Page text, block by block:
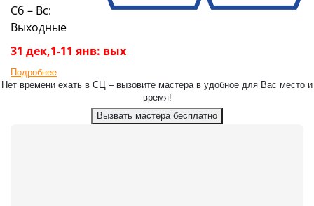
Сб – Вс:
Выходные
31 дек,1-11 янв: вых
Подробнее
Нет времени ехать в СЦ – вызовите мастера в удобное для Вас место и
время!
Вызвать мастера бесплатно